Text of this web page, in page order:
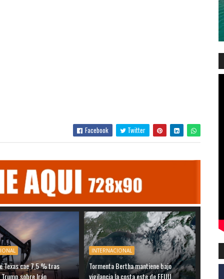
Facebook Twitter
Texas cae 7,5 % tras
sobre Irán.
INTERNACIONAL
Tormenta Bertha mantiene bajo
vigilancia la costa este de EEUU.